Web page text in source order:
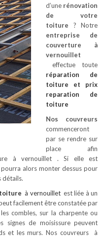
d’une rénovation
de votre
toiture ? Notre
entreprise de
couverture à
vernouillet
effectue toute
réparation de
toiture et prix
reparation de
toiture
Nos couvreurs
commenceront
par se rendre sur
place afin
à vernouillet . Si elle est
alors monter dessus pour
détails.
à vernouilletest liée à un
facilement être constatée par
combles, sur la charpente ou
signes de moisissure peuvent
et les murs. Nos couvreurs à